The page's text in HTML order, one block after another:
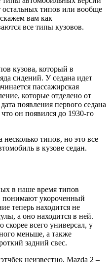
остальных типов или вообще
вам как
все типы кузовов.
кузова, который в
сидений. У седана идет
пассажирская
которые отделено от
появления первого седана
он появился до 1930-го
типов, но это все
в кузове седан.
в наше время типов
понимают укороченный
теперь находится не
а оно находится в ней.
скорее всего универсал, у
меньше, а также
задний свес.
неизвестно. Mazda 2 –